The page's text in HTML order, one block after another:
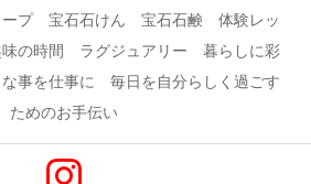
プ 宝石石けん 宝石石鹸 体験レッ
の時間 ラグジュアリー 暮らしに彩
事を仕事に 毎日を自分らしく過ごす
ためのお手伝い